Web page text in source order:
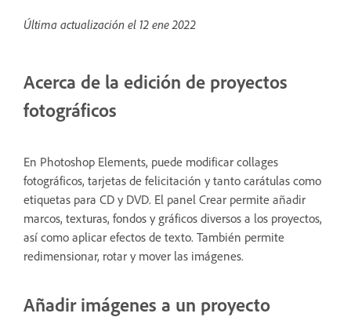
Última actualización el 12 ene 2022
Acerca de la edición de proyectos
fotográficos
En Photoshop Elements, puede modificar collages
fotográficos, tarjetas de felicitación y tanto carátulas como
etiquetas para CD y DVD. El panel Crear permite añadir
marcos, texturas, fondos y gráficos diversos a los proyectos,
así como aplicar efectos de texto. También permite
redimensionar, rotar y mover las imágenes.
Añadir imágenes a un proyecto